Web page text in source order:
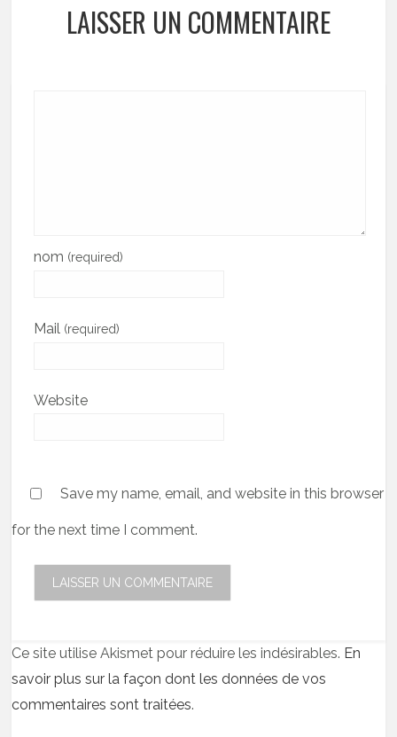
LAISSER UN COMMENTAIRE
nom (required)
Mail (required)
Website
Save my name, email, and website in this browser
for the next time I comment.
Ce site utilise Akismet pour réduire les indésirables. En
savoir plus sur la façon dont les données de vos
commentaires sont traitées.